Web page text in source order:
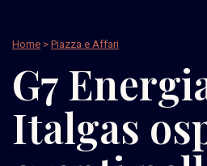
Home > Piazza e Affari
G7
Italgas